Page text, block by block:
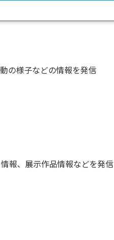
の様子などの情報を発信
報、展示作品情報などを発信